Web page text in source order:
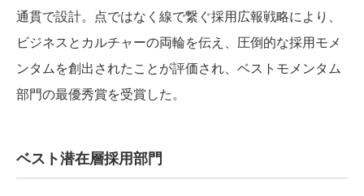
通貫で設計。点ではなく線で繋ぐ採用広報戦略により、
ビジネスとカルチャーの両輪を伝え、圧倒的な採用モメ
ンタムを創出されたことが評価され、ベストモメンタム
部門の最優秀賞を受賞した。
ベスト潜在層採用部門